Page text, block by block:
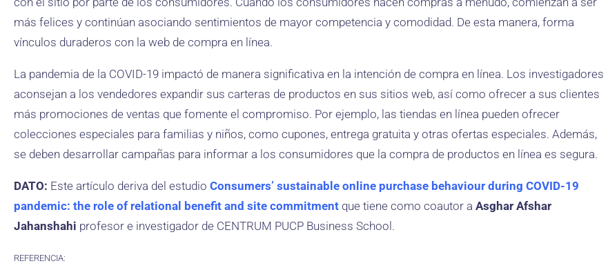
más felices y continúan asociando sentimientos de mayor competencia y comodidad. De esta manera, forma
vínculos duraderos con la web de compra en línea.
La pandemia de la COVID-19 impactó de manera significativa en la intención de compra en línea. Los investigadores
aconsejan a los vendedores expandir sus carteras de productos en sus sitios web, así como ofrecer a sus clientes
más promociones de ventas que fomente el compromiso. Por ejemplo, las tiendas en línea pueden ofrecer
colecciones especiales para familias y niños, como cupones, entrega gratuita y otras ofertas especiales. Además,
se deben desarrollar campañas para informar a los consumidores que la compra de productos en línea es segura.
DATO: Este artículo deriva del estudio Consumers’ sustainable online purchase behaviour during COVID-19
pandemic: the role of relational benefit and site commitment que tiene como coautor a Asghar Afshar
Jahanshahi profesor e investigador de CENTRUM PUCP Business School.
REFERENCIA: